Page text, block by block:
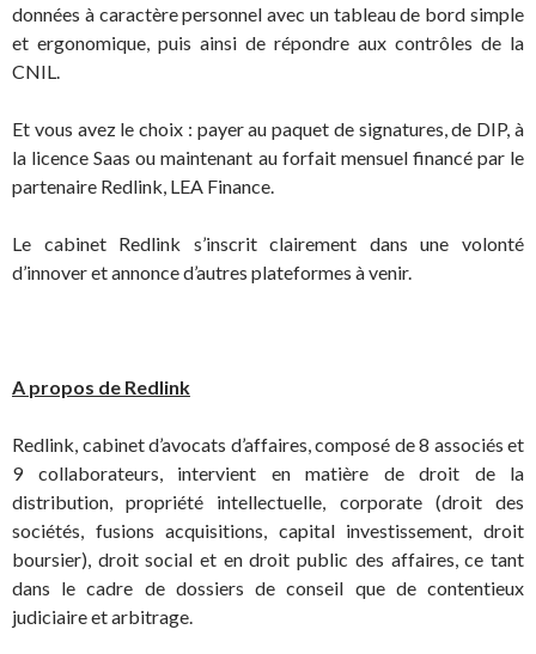
données à caractère personnel avec un tableau de bord simple
et ergonomique, puis ainsi de répondre aux contrôles de la
CNIL.
Et vous avez le choix : payer au paquet de signatures, de DIP, à
la licence Saas ou maintenant au forfait mensuel financé par le
partenaire Redlink, LEA Finance.
Le cabinet Redlink s’inscrit clairement dans une volonté
d’innover et annonce d’autres plateformes à venir.
A propos de Redlink
Redlink, cabinet d’avocats d’affaires, composé de 8 associés et
9 collaborateurs, intervient en matière de droit de la
distribution, propriété intellectuelle, corporate (droit des
sociétés, fusions acquisitions, capital investissement, droit
boursier), droit social et en droit public des affaires, ce tant
dans le cadre de dossiers de conseil que de contentieux
judiciaire et arbitrage.